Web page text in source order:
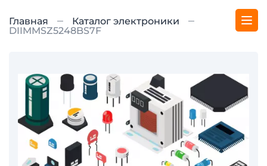
Главная
Каталог электроники
DIIMMSZ5248BS7F